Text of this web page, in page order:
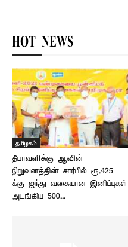
HOT NEWS
தமிழகம்
தீபாவளிக்கு ஆவின்
நிறுவனத்தின் சார்பில் ரூ.425
க்கு ஐந்து வகையான இனிப்புகள்
அடங்கிய 500...